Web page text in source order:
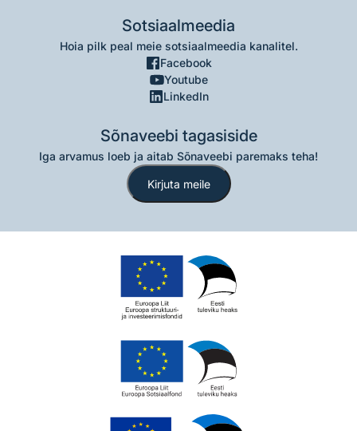
Sotsiaalmeedia
Hoia pilk peal meie sotsiaalmeedia kanalitel.
Facebook
Youtube
LinkedIn
Sõnaveebi tagasiside
Iga arvamus loeb ja aitab Sõnaveebi paremaks teha!
Kirjuta meile